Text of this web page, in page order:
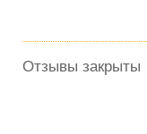
Отзывы закрыты